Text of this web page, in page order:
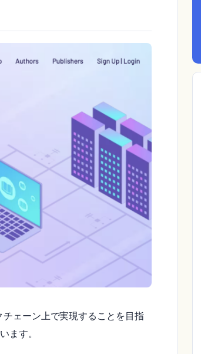
ェーン上で実現することを目指
ます。